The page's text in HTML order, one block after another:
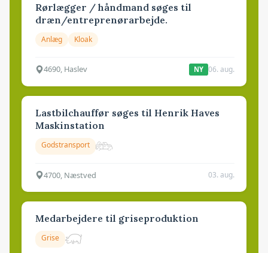
Rørlægger / håndmand søges til
dræn/entreprenørarbejde.
Anlæg Kloak
4690, Haslev NY 06. aug.
Lastbilchauffør søges til Henrik Haves
Maskinstation
Godstransport
4700, Næstved 03. aug.
Medarbejdere til griseproduktion
Grise